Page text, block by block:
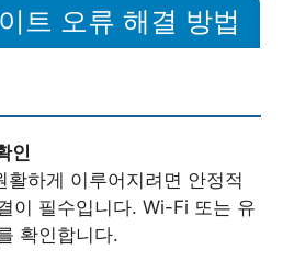
트 오류 해결 방법
인
활하게 이루어지려면 안정적
이 필수입니다. Wi-Fi 또는 유
확인합니다.